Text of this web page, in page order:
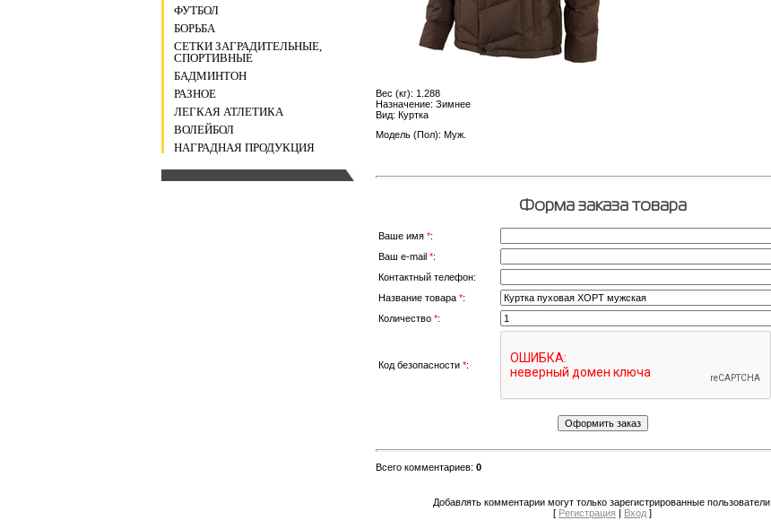
ФУТБОЛ
БОРЬБА
СЕТКИ ЗАГРАДИТЕЛЬНЫЕ,
СПОРТИВНЫЕ
БАДМИНТОН
РАЗНОЕ
ЛЕГКАЯ АТЛЕТИКА
ВОЛЕЙБОЛ
НАГРАДНАЯ ПРОДУКЦИЯ
Вес (кг): 1.288
Назначение: Зимнее
Вид: Куртка
Модель (Пол): Муж.
Форма заказа товара
Ваше имя *:
Ваш e-mail *:
Контактный телефон:
Название товара *:
Количество *:
Код безопасности *:
Всего комментариев: 0
Добавлять комментарии могут только зарегистрированные пользователи.
[ Регистрация Вход ]